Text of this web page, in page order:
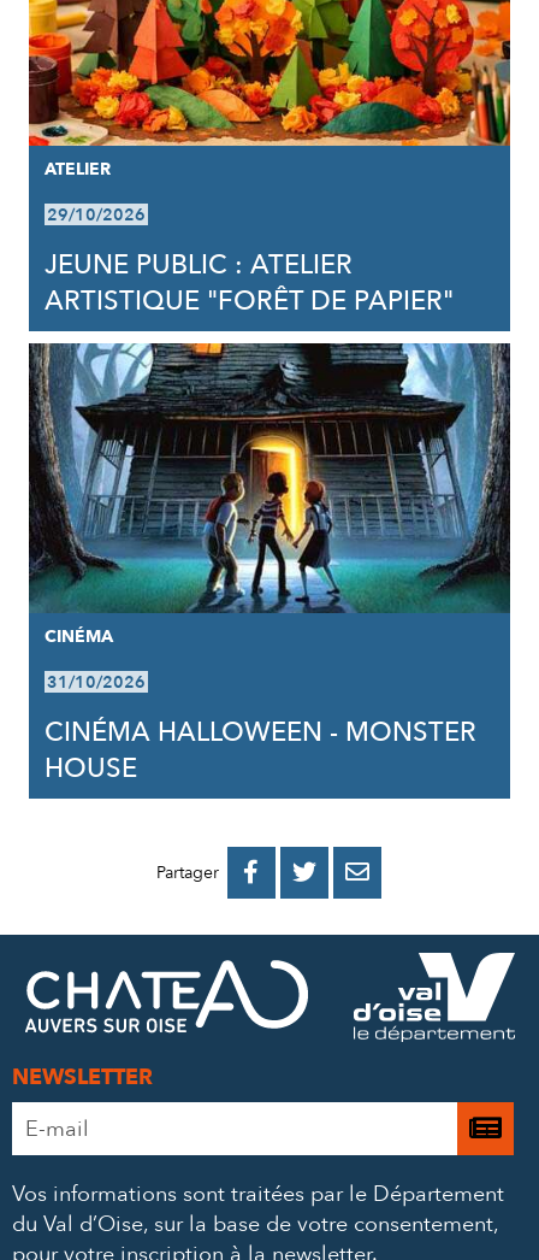
ATELIER
29/10/2026
JEUNE PUBLIC : ATELIER
ARTISTIQUE "FORÊT DE PAPIER"
CINÉMA
31/10/2026
CINÉMA HALLOWEEN - MONSTER
HOUSE
Partager 
PARTAGER
FACEBOOK
PARTAGER
PARTAGER
MAIL
NEWSLETTER
Adresse
e-
*
Je
à
Vos informations sont traitées par le Département
du Val d’Oise, sur la base de votre consentement,